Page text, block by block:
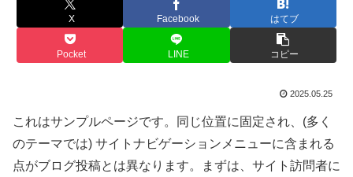
X Facebook はてブ
Pocket LINE コピー
2025.05.25
これはサンプルページです。同じ位置に固定され、(多く
のテーマでは) サイトナビゲーションメニューに含まれる
点がブログ投稿とは異なります。まずは、サイト訪問者に